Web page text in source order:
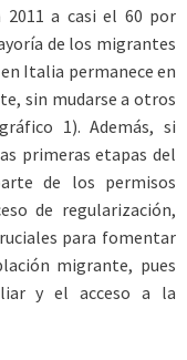
a casi el 60 por
de los migrantes
Italia permanece en
sin mudarse a otros
1). Además, si
primeras etapas del
de los permisos
de regularización,
para fomentar
migrante, pues
y el acceso a la